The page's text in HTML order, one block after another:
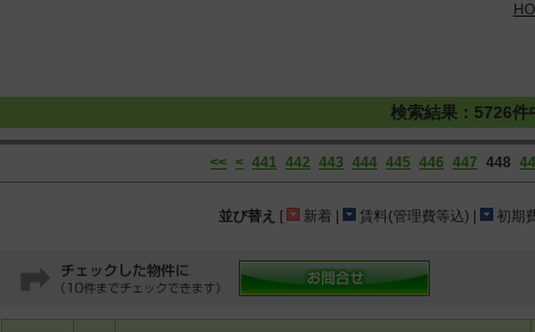
検索結果：5726
<< < 441 442 443 444 445 446 447 448
並び替え [ 新着 | 賃料(管理費等込) | 初期